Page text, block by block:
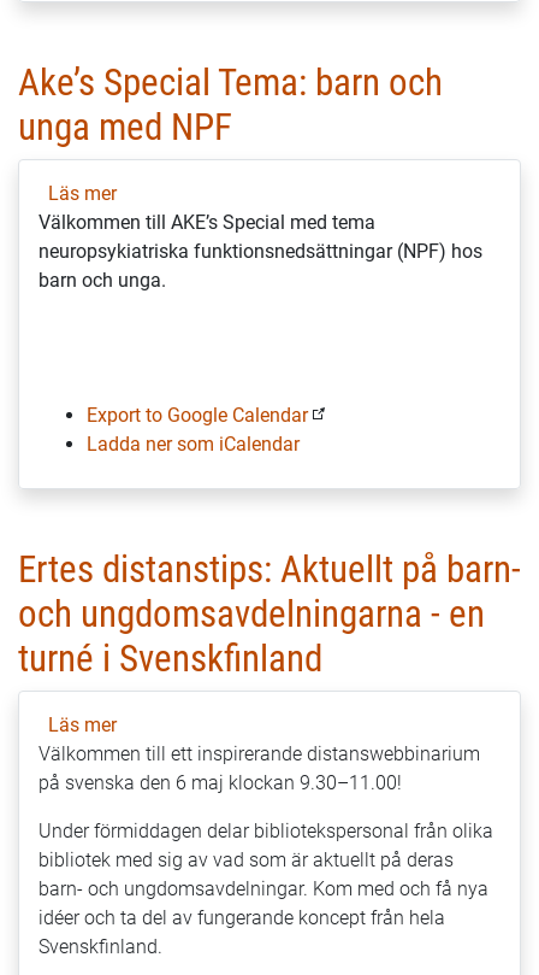
Ake’s Special Tema: barn och
unga med NPF
Läs merom
Ake’s
Special
Tema:
NPF
Välkommen till AKE’s Special med tema
neuropsykiatriska funktionsnedsättningar (NPF) hos
barn och unga.
Export to Google Calendar
Ladda ner som iCalendar
Ertes distanstips: Aktuellt på barn-
och ungdomsavdelningarna - en
turné i Svenskfinland
Läs merom
Ertes
distanstips:
på
barn-
och
ungdomsavdelningarna
-
Välkommen till ett inspirerande distanswebbinarium
på svenska den 6 maj klockan 9.30–11.00!
Under förmiddagen delar bibliotekspersonal från olika
bibliotek med sig av vad som är aktuellt på deras
barn- och ungdomsavdelningar. Kom med och få nya
idéer och ta del av fungerande koncept från hela
Svenskfinland.